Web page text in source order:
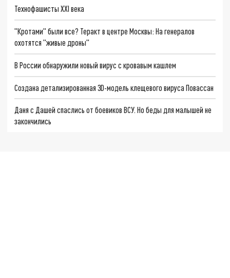
Технофашисты XXI века
"Кротами" были все? Теракт в центре Москвы: На генералов
охотятся "живые дроны"
В России обнаружили новый вирус с кровавым кашлем
Создана детализированная 3D-модель клещевого вируса Повассан
Даня с Дашей спаслись от боевиков ВСУ. Но беды для малышей не
закончились